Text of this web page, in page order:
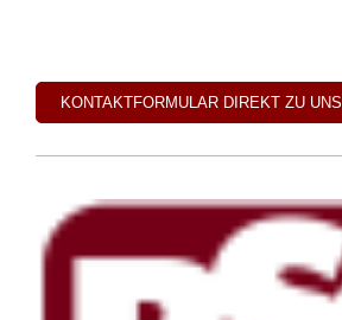
KONTAKTFORMULAR DIREKT ZU UNS